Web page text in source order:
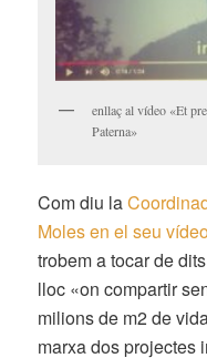
enllaç al vídeo «Et
Paterna»
Com diu la
Moles en el seu
trobem a tocar de
lloc «on compartir
milions de m2 de
marxa dos projectes